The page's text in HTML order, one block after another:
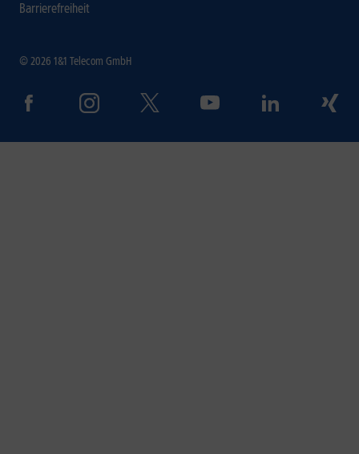
Barrierefreiheit
© 2026 1&1 Telecom GmbH